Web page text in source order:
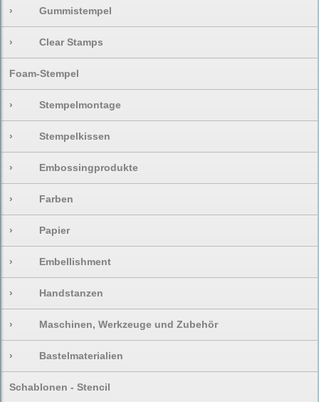
› Gummistempel
› Clear Stamps
Foam-Stempel
› Stempelmontage
› Stempelkissen
› Embossingprodukte
› Farben
› Papier
› Embellishment
› Handstanzen
› Maschinen, Werkzeuge und Zubehör
› Bastelmaterialien
Schablonen - Stencil